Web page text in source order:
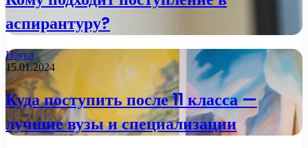
аспирантуру?
Наука
15.01.2024
Куда поступить после 11 класса —
лучшие вузы и специализации